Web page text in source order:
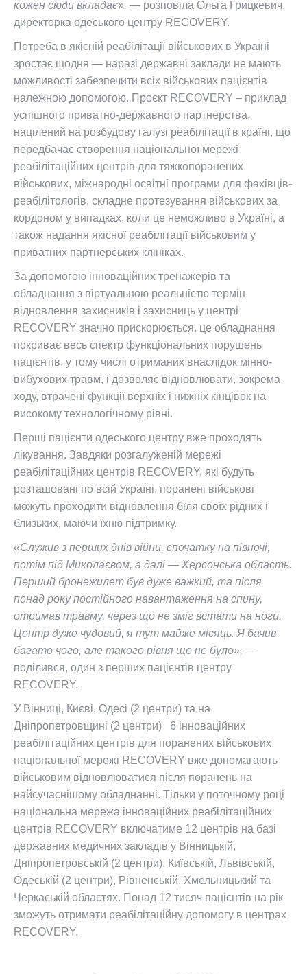
кожен сюди вкладає», — розповіла Ольга Грицкевич,
директорка одеського центру RECOVERY.
Потреба в якісній реабілітації військових в Україні
зростає щодня — наразі державні заклади не мають
можливості забезпечити всіх військових пацієнтів
належною допомогою. Проєкт RECOVERY – приклад
успішного приватно-державного партнерства,
націлений на розбудову галузі реабілітації в країні, що
передбачає створення національної мережі
реабілітаційних центрів для тяжкопоранених
військових, міжнародні освітні програми для фахівців-
реабілітологів, складне протезування військових за
кордоном у випадках, коли це неможливо в Україні, а
також надання якісної реабілітації військовим у
приватних партнерських клініках.
За допомогою інноваційних тренажерів та
обладнання з віртуальною реальністю термін
відновлення захисників і захисниць у центрі
RECOVERY значно прискорюється. це обладнання
покриває весь спектр функціональних порушень
пацієнтів, у тому числі отриманих внаслідок мінно-
вибухових травм, і дозволяє відновлювати, зокрема,
ходу, втрачені функції верхніх і нижніх кінцівок на
високому технологічному рівні.
Перші пацієнти одеського центру вже проходять
лікування. Завдяки розгалуженій мережі
реабілітаційних центрів RECOVERY, які будуть
розташовані по всій Україні, поранені військові
можуть проходити відновлення біля своїх рідних і
близьких, маючи їхню підтримку.
«Служив з перших днів війни, спочатку на півночі,
потім під Миколаєвом, а далі — Херсонська область.
Перший бронежилет був дуже важкий, та після
понад року постійного навантаження на спину,
отримав травму, через що не зміг встати на ноги.
Центр дуже чудовий, я тут майже місяць. Я бачив
багато чого, але такого рівня ще не було», —
поділився, один з перших пацієнтів центру
RECOVERY.
У Вінниці, Києві, Одесі (2 центри) та на
Дніпропетровщині (2 центри) 6 інноваційних
реабілітаційних центрів для поранених військових
національної мережі RECOVERY вже допомагають
військовим відновлюватися після поранень на
найсучаснішому обладнанні. Тільки у поточному році
національна мережа інноваційних реабілітаційних
центрів RECOVERY включатиме 12 центрів на базі
державних медичних закладів у Вінницькій,
Дніпропетровській (2 центри), Київській, Львівській,
Одеській (2 центри), Рівненській, Хмельницький та
Черкаській областях. Понад 12 тисяч пацієнтів на рік
зможуть отримати реабілітаційну допомогу в центрах
RECOVERY.